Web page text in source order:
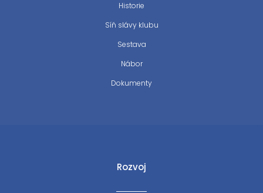
Historie
Síň slávy klubu
Sestava
Nábor
Dokumenty
Rozvoj